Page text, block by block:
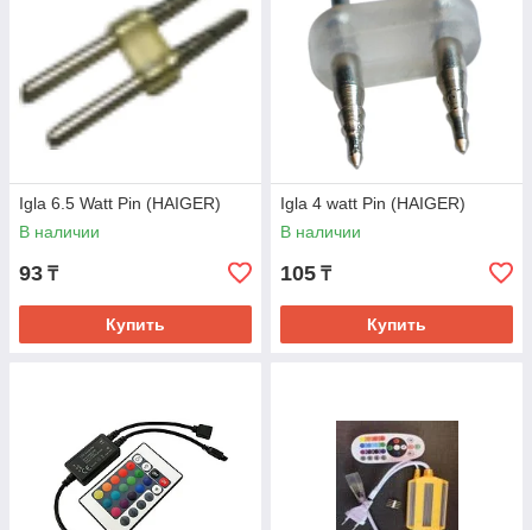
Igla 6.5 Watt Pin (HAIGER)
В наличии
93 ₸
Купить
Igla 4 watt Pin (HAIGER)
В наличии
105 ₸
Купить